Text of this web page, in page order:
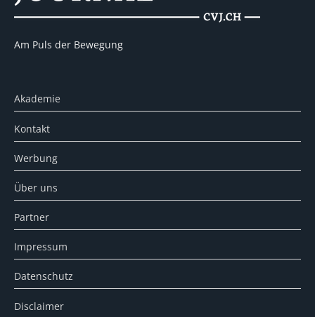
Am Puls der Bewegung
Akademie
Kontakt
Werbung
Über uns
Partner
Impressum
Datenschutz
Disclaimer